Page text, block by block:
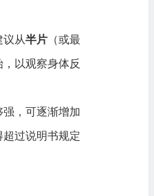
议从半片（或最
以观察身体反
，可逐渐增加
过说明书规定